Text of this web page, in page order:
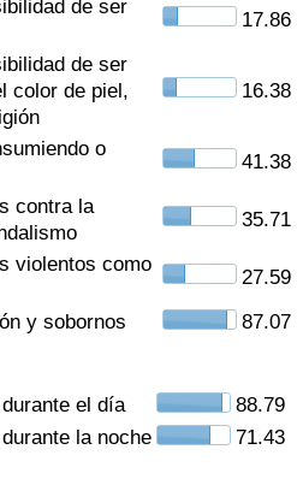
de ser
17.86
de ser
color de piel,
16.38
o
41.38
contra la
35.71
violentos como
27.59
y sobornos
87.07
el día
88.79
la noche
71.43
(Actual)
por País